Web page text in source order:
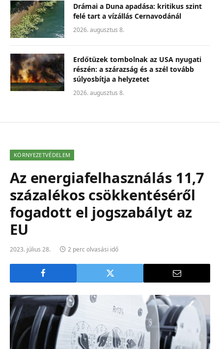
Drámai a Duna apadása: kritikus szint
felé tart a vízállás Cernavodánál
2026. augusztus 8.
Erdőtüzek tombolnak az USA nyugati
részén: a szárazság és a szél tovább
súlyosbítja a helyzetet
2026. augusztus 8.
KÖRNYEZETVÉDELEM
Az energiafelhasználás 11,7
százalékos csökkentéséről
fogadott el jogszabályt az
EU
2023. július 28. 2 perc olvasási idő